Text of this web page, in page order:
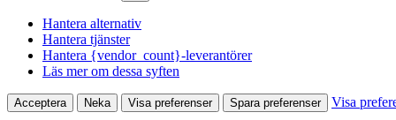
Hantera alternativ
Hantera tjänster
Hantera {vendor_count}-leverantörer
Läs mer om dessa syften
Acceptera Neka Visa preferenser Spara preferenser Visa